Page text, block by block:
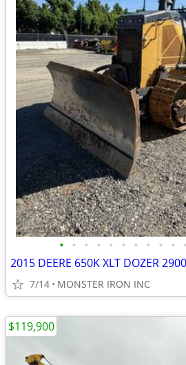
• • • • • • • • • • •
7/14 MONSTER IRON INC
$119,900